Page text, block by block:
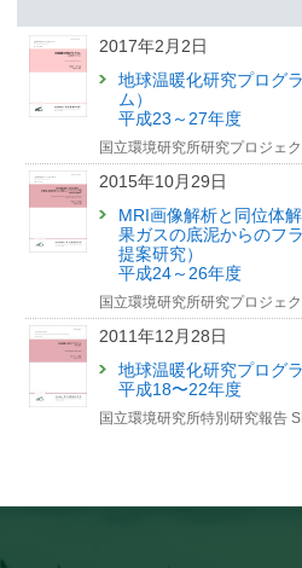
2025年6月30日
「民間航空機が今日も世界の空
事を公開しました【国環研View
2025年1月22日
「日高山脈で永久凍土を探す」
研View DEEP】
2024年9月26日
「地球観測衛星『GOSAT』の驚
開しました【国環研View LITE】
2017年2月2日
地球温暖化研究プログ
ム）
平成23～27年度
国立環境研究所研究プロジェ
2015年10月29日
MRI画像解析と同位体
果ガスの底泥からのフ
提案研究）
平成24～26年度
国立環境研究所研究プロジェ
2011年12月28日
地球温暖化研究プログ
平成18〜22年度
国立環境研究所特別研究報告
平成18〜19年度